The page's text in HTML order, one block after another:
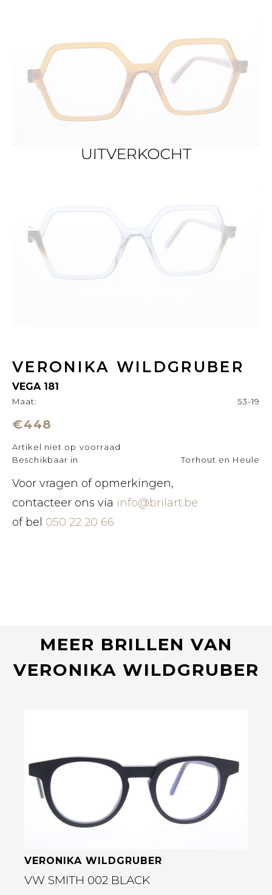
UITVERKOCHT
UITVERKOCHT
VERONIKA WILDGRUBER
VEGA 181
Maat: 53-19
€448
Artikel niet op voorraad
Beschikbaar in
Torhout en Heule
Voor vragen of opmerkingen,
contacteer ons via info@brilart.be
of bel 050 22 20 66
MEER BRILLEN VAN
VERONIKA WILDGRUBER
VERONIKA WILDGRUBER
VW SMITH 002 BLACK